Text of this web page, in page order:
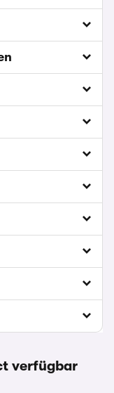
verfügbar